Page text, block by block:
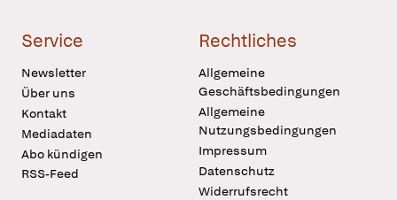
Service
Newsletter
Über uns
Kontakt
Mediadaten
Abo kündigen
RSS-Feed
Rechtliches
Allgemeine
Geschäftsbedingungen
Allgemeine
Nutzungsbedingungen
Impressum
Datenschutz
Widerrufsrecht